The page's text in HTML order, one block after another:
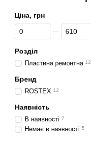
Ціна, грн
Від Ціна, грн
До Ціна, грн
Розділ
Пластина ремонтна 12
Бренд
ROSTEX 12
Наявність
В наявності 7
Немає в наявності 5